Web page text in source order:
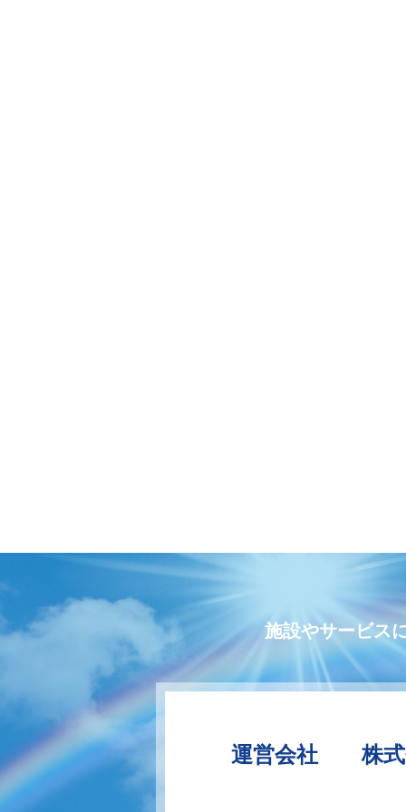
施設やサービス
運営会社 株式